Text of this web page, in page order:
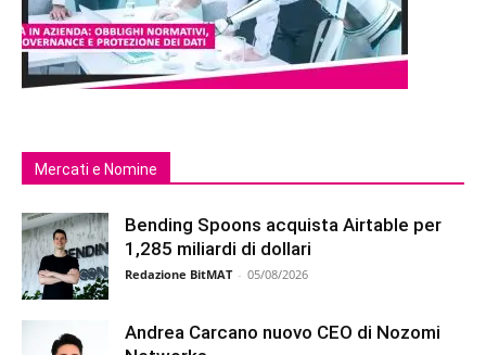
Mercati e Nomine
Bending Spoons acquista Airtable per
1,285 miliardi di dollari
Redazione BitMAT - 05/08/2026
Andrea Carcano nuovo CEO di Nozomi